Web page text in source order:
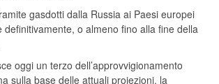
gasdotti dalla Russia ai Paesi europei
definitivamente, o almeno fino alla fine della
oggi un terzo dell’approvvigionamento
sulla base delle attuali proiezioni, la